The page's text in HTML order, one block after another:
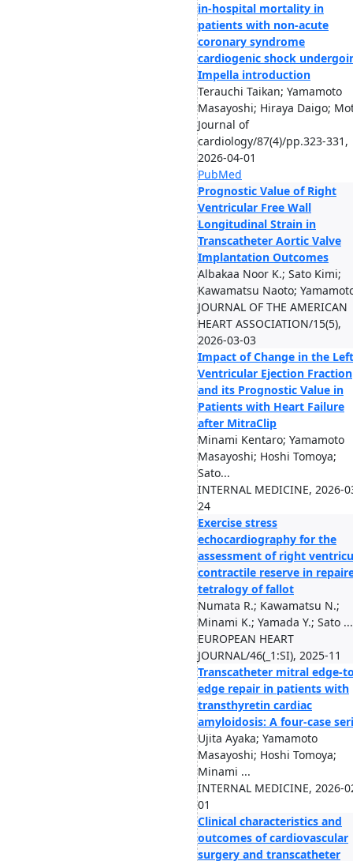
in-hospital mortality in
patients with non-acute
coronary syndrome
cardiogenic shock
Impella introduction
Terauchi Taikan; Yamamoto
Masayoshi; Hiraya Daigo;
Journal of
cardiology/87(4)/pp.323-331,
2026-04-01
PubMed
Prognostic Value of Right
Ventricular Free Wall
Longitudinal Strain in
Transcatheter Aortic Valve
Implantation Outcomes
Albakaa Noor K.; Sato Kimi;
Kawamatsu Naoto;
JOURNAL OF THE AMERICAN
HEART ASSOCIATION/15(5),
2026-03-03
Impact of Change in the Left
Ventricular Ejection Fraction
and its Prognostic Value in
Patients with Heart Failure
after MitraClip
Minami Kentaro; Yamamoto
Masayoshi; Hoshi Tomoya;
Sato...
INTERNAL MEDICINE, 2026-
24
Exercise stress
echocardiography for the
assessment of right
contractile reserve in
tetralogy of fallot
Numata R.; Kawamatsu N.;
Minami K.; Yamada Y.; Sato ...
EUROPEAN HEART
JOURNAL/46(_1:SI), 2025-11
Transcatheter mitral edge-
edge repair in patients with
transthyretin cardiac
amyloidosis: A four-case
Ujita Ayaka; Yamamoto
Masayoshi; Hoshi Tomoya;
Minami ...
INTERNAL MEDICINE, 2026-
01
Clinical characteristics and
outcomes of cardiovascular
surgery and transcatheter